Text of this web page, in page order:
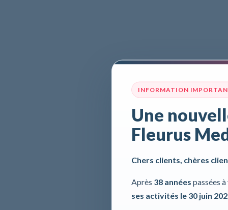
INFORMATION
Une
Fleurus
Chers clients, chères
Après 38 années passées
ses activités le 30 juin